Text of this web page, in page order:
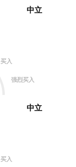
买入
强烈买入
中立
中立
买入